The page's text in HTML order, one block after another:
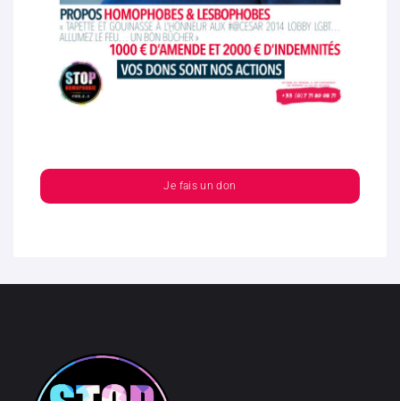
Je fais un don